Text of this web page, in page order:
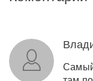
Самый